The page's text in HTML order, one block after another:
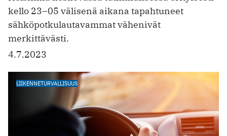
kello 23–05 välisenä aikana tapahtuneet
sähköpotkulautavammat vähenivät
merkittävästi.
4.7.2023
LIIKENNETURVALLISUUS